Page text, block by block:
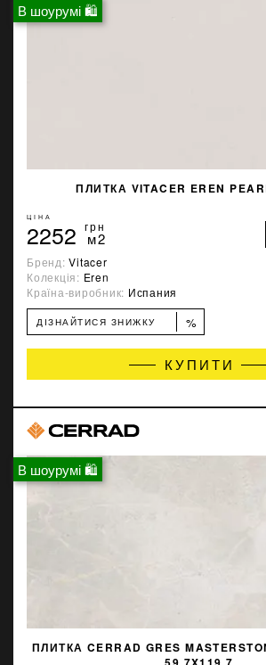
В шоурумі 🛍
ПЛИТКА VITACER EREN
ЦІНА
2252 грн
м2
Бренд:Vitacer
Колекція: Eren
Країна-виробник: Испания
ДІЗНАЙТИСЯ ЗНИЖКУ %
КУПИТИ
В шоурумі 🛍
ПЛИТКА CERRAD GRES